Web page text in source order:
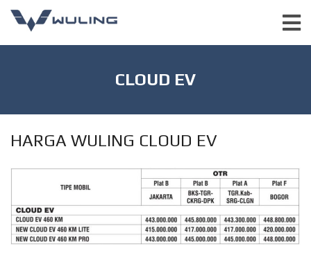
CLOUD EV
HARGA WULING CLOUD EV